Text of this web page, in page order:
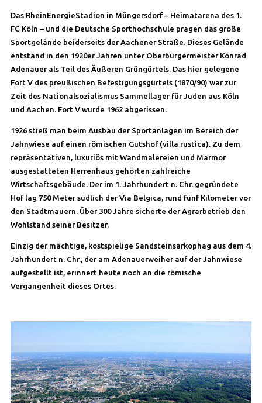
Das RheinEnergieStadion in Müngersdorf – Heimatarena des 1.
FC Köln – und die Deutsche Sporthochschule prägen das große
Sportgelände beiderseits der Aachener Straße. Dieses Gelände
entstand in den 1920er Jahren unter Oberbürgermeister Konrad
Adenauer als Teil des Äußeren Grüngürtels. Das hier gelegene
Fort V des preußischen Befestigungsgürtels (1870/90) war zur
Zeit des Nationalsozialismus Sammellager für Juden aus Köln
und Aachen. Fort V wurde 1962 abgerissen.
1926 stieß man beim Ausbau der Sportanlagen im Bereich der
Jahnwiese auf einen römischen Gutshof (villa rustica). Zu dem
repräsentativen, luxuriös mit Wandmalereien und Marmor
ausgestatteten Herrenhaus gehörten zahlreiche
Wirtschaftsgebäude. Der im 1. Jahrhundert n. Chr. gegründete
Hof lag 750 Meter südlich der Via Belgica, rund fünf Kilometer vor
den Stadtmauern. Über 300 Jahre sicherte der Agrarbetrieb den
Wohlstand seiner Besitzer.
Einzig der mächtige, kostspielige Sandsteinsarkophag aus dem 4.
Jahrhundert n. Chr., der am Adenauerweiher auf der Jahnwiese
aufgestellt ist, erinnert heute noch an die römische
Vergangenheit dieses Ortes.